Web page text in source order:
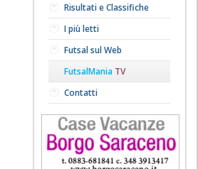
Risultati e Classifiche
I più letti
Futsal sul Web
FutsalMania TV
Contatti